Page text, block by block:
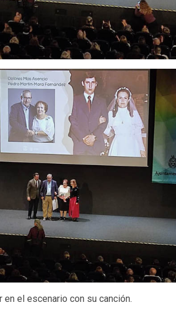
en el escenario con su canción.